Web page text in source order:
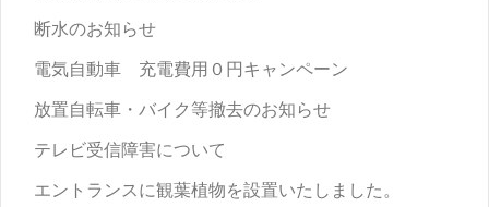
断水のお知らせ
電気自動車 充電費用０円キャンペーン
放置自転車・バイク等撤去のお知らせ
テレビ受信障害について
エントランスに観葉植物を設置いたしました。